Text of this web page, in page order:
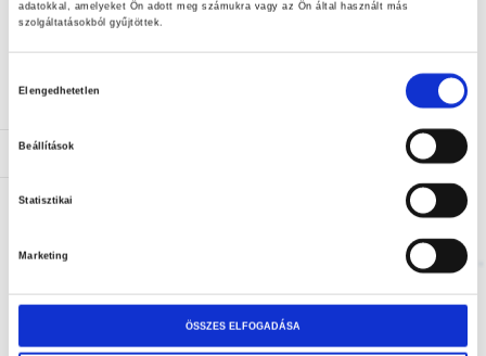
adatokkal, amelyeket Ön adott meg számukra vagy az Ön által használt más
szolgáltatásokból gyűjtöttek.
Elengedhetetlen
Beállítások
Statisztikai
Marketing
ÖSSZES ELFOGADÁSA
FELSŐ VEZETÉKHEZ GUMI 5
300,00 Ft
FELSŐ VEZETÉK SZETT 1